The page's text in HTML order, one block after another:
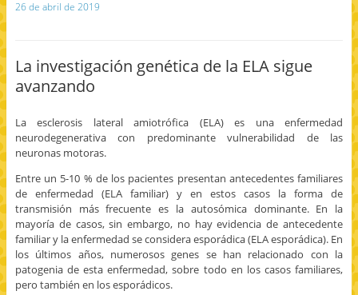
a
n
F
a
c
e
o
k
(
S
b
r
e
e
n
u
n
a
v
e
n
t
l
a
c
o
m
r
t
i
r
n
T
w
i
t
t
e
r
S
e
a
b
l
a
c
o
m
r
t
i
r
G
g
l
e
+
S
e
a
b
a
e
r
p
o
r
o
e
e
t
r
ó
n
a
i
m
i
r
a
b
r
e
n
u
a
v
e
n
26 de abril de 2019
La investigación genética de la ELA sigue
avanzando
La esclerosis lateral amiotrófica (ELA) es una enfermedad
neurodegenerativa con predominante vulnerabilidad de las
neuronas motoras.
Entre un 5-10 % de los pacientes presentan antecedentes familiares
de enfermedad (ELA familiar) y en estos casos la forma de
transmisión más frecuente es la autosómica dominante. En la
mayoría de casos, sin embargo, no hay evidencia de antecedente
familiar y la enfermedad se considera esporádica (ELA esporádica). En
los últimos años, numerosos genes se han relacionado con la
patogenia de esta enfermedad, sobre todo en los casos familiares,
pero también en los esporádicos.